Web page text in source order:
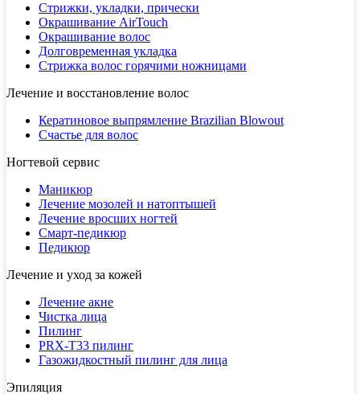
Стрижки, укладки, прически
Окрашивание AirTouch
Окрашивание волос
Долговременная укладка
Стрижка волос горячими ножницами
Лечение и восстановление волос
Кератиновое выпрямление Brazilian Blowout
Счастье для волос
Ногтевой сервис
Маникюр
Лечение мозолей и натоптышей
Лечение вросших ногтей
Смарт-педикюр
Педикюр
Лечение и уход за кожей
Лечение акне
Чистка лица
Пилинг
PRX-T33 пилинг
Газожидкостный пилинг для лица
Эпиляция